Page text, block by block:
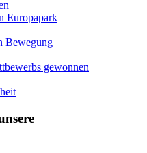
Europapark
Bewegung
gewonnen